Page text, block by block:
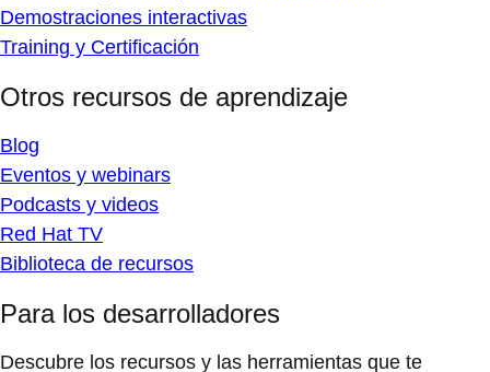
Demostraciones interactivas
Training y Certificación
Otros recursos de aprendizaje
Blog
Eventos y webinars
Podcasts y videos
Red Hat TV
Biblioteca de recursos
Para los desarrolladores
Descubre los recursos y las herramientas que te